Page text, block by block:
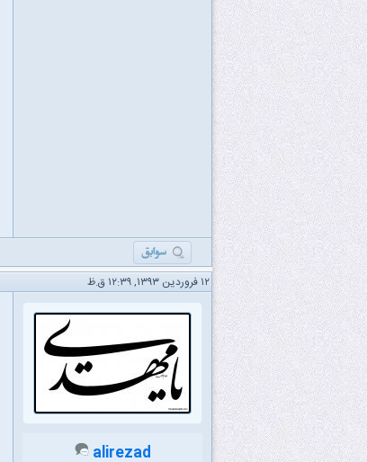
۱۲ فروردین ۱۳۹۳, ۱۲:۳۹ ق.ظ
alirezad